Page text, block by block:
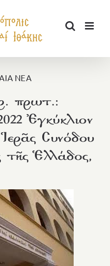
ΝΕΑ
πρωτ.:
Ἐγκύκλιον
Συνόδου
τῆς Ἑλλάδος,